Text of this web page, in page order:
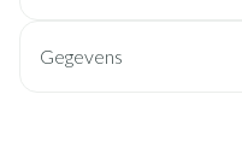
Gegevens